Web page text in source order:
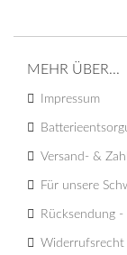
MEHR ÜBER...
Impressum
Versand- &
Für unsere
Rücksendung